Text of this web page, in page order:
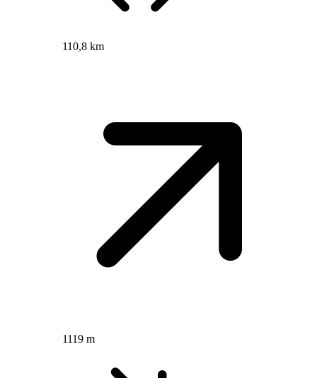
110,8 km
1119 m